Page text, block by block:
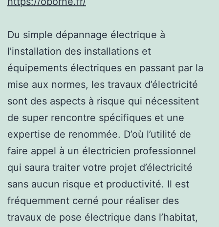
Du simple dépannage électrique à
l’installation des installations et
équipements électriques en passant par la
mise aux normes, les travaux d’électricité
sont des aspects à risque qui nécessitent
de super rencontre spécifiques et une
expertise de renommée. D’où l’utilité de
faire appel à un électricien professionnel
qui saura traiter votre projet d’électricité
sans aucun risque et productivité. Il est
fréquemment cerné pour réaliser des
travaux de pose électrique dans l’habitat,